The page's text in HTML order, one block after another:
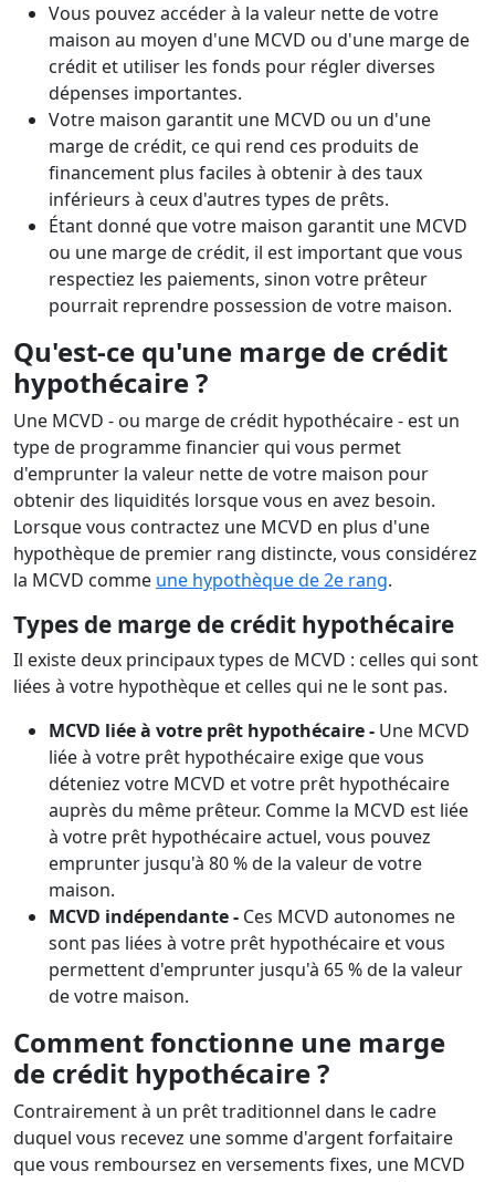
Vous pouvez accéder à la valeur nette de votre
maison au moyen d'une MCVD ou d'une marge de
crédit et utiliser les fonds pour régler diverses
dépenses importantes.
Votre maison garantit une MCVD ou un d'une
marge de crédit, ce qui rend ces produits de
financement plus faciles à obtenir à des taux
inférieurs à ceux d'autres types de prêts.
Étant donné que votre maison garantit une MCVD
ou une marge de crédit, il est important que vous
respectiez les paiements, sinon votre prêteur
pourrait reprendre possession de votre maison.
Qu'est-ce qu'une marge de crédit
hypothécaire ?
Une MCVD - ou marge de crédit hypothécaire - est un
type de programme financier qui vous permet
d'emprunter la valeur nette de votre maison pour
obtenir des liquidités lorsque vous en avez besoin.
Lorsque vous contractez une MCVD en plus d'une
hypothèque de premier rang distincte, vous considérez
la MCVD comme une hypothèque de 2e rang.
Types de marge de crédit hypothécaire
Il existe deux principaux types de MCVD : celles qui sont
liées à votre hypothèque et celles qui ne le sont pas.
MCVD liée à votre prêt hypothécaire - Une MCVD
liée à votre prêt hypothécaire exige que vous
déteniez votre MCVD et votre prêt hypothécaire
auprès du même prêteur. Comme la MCVD est liée
à votre prêt hypothécaire actuel, vous pouvez
emprunter jusqu'à 80 % de la valeur de votre
maison.
MCVD indépendante - Ces MCVD autonomes ne
sont pas liées à votre prêt hypothécaire et vous
permettent d'emprunter jusqu'à 65 % de la valeur
de votre maison.
Comment fonctionne une marge
de crédit hypothécaire ?
Contrairement à un prêt traditionnel dans le cadre
duquel vous recevez une somme d'argent forfaitaire
que vous remboursez en versements fixes, une MCVD